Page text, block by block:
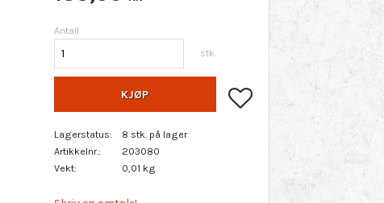
Antall
stk.
KJØP Lagre som favoritt
Lagerstatus
8 stk. på lager
Artikkelnr.
203080
Vekt
0,01 kg